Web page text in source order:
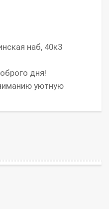
наб, 40к3
дня!
уютную